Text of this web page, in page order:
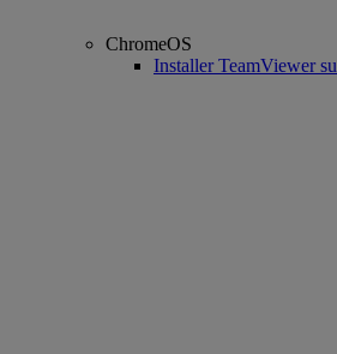
ChromeOS
Installer TeamViewer